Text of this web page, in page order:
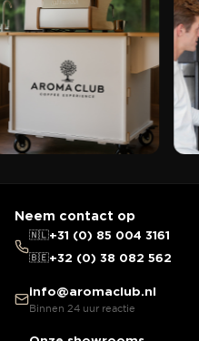
Neem contact op
🇳🇱+31 (0) 85 004 3161
🇧🇪+32 (0) 38 082 562
info@aromaclub.nl
Binnen 24 uur reactie